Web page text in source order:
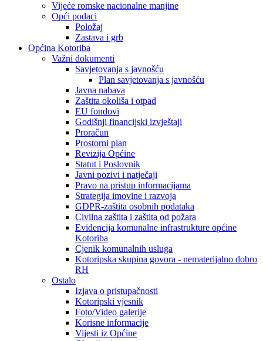
Vijeće romske nacionalne manjine
Opći podaci
Položaj
Zastava i grb
Općina Kotoriba
Važni dokumenti
Savjetovanja s javnošću
Plan savjetovanja s javnošću
Javna nabava
Zaštita okoliša i otpad
EU fondovi
Godišnji financijski izvještaji
Proračun
Prostorni plan
Revizija Općine
Statut i Poslovnik
Javni pozivi i natječaji
Pravo na pristup informacijama
Strategija imovine i razvoja
GDPR-zaštita osobnih podataka
Civilna zaštita i zaštita od požara
Evidencija komunalne infrastrukture općine
Kotoriba
Cjenik komunalnih usluga
Kotoripska skupina govora - nematerijalno dobro
RH
Ostalo
Izjava o pristupačnosti
Kotoripski vjesnik
Foto/Video galerije
Korisne informacije
Vijesti iz Općine